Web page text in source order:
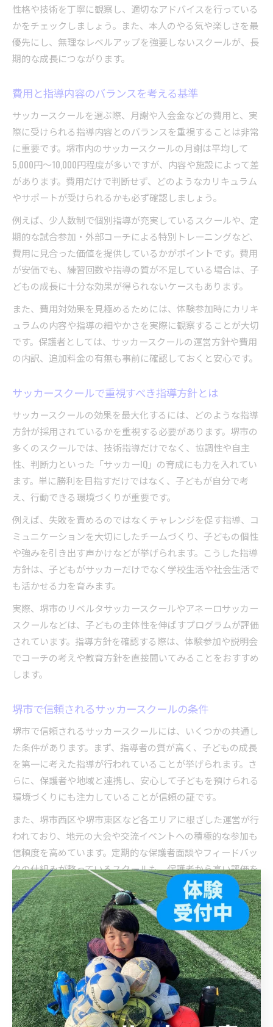
性格や技術を丁寧に観察し、適切なアドバイスを行っている
かをチェックしましょう。また、本人のやる気や楽しさを最
優先にし、無理なレベルアップを強要しないスクールが、長
期的な成長につながります。
費用と指導内容のバランスを考える基準
サッカースクールを選ぶ際、月謝や入会金などの費用と、実
際に受けられる指導内容とのバランスを重視することは非常
に重要です。堺市内のサッカースクールの月謝は平均して
5,000円～10,000円程度が多いですが、内容や施設によって差
があります。費用だけで判断せず、どのようなカリキュラム
やサポートが受けられるかも必ず確認しましょう。
例えば、少人数制で個別指導が充実しているスクールや、定
期的な試合参加・外部コーチによる特別トレーニングなど、
費用に見合った価値を提供しているかがポイントです。費用
が安価でも、練習回数や指導の質が不足している場合は、子
どもの成長に十分な効果が得られないケースもあります。
また、費用対効果を見極めるためには、体験参加時にカリキ
ュラムの内容や指導の細やかさを実際に観察することが大切
です。保護者としては、サッカースクールの運営方針や費用
の内訳、追加料金の有無も事前に確認しておくと安心です。
サッカースクールで重視すべき指導方針とは
サッカースクールの効果を最大化するには、どのような指導
方針が採用されているかを重視する必要があります。堺市の
多くのスクールでは、技術指導だけでなく、協調性や自主
性、判断力といった「サッカーIQ」の育成にも力を入れてい
ます。単に勝利を目指すだけではなく、子どもが自分で考
え、行動できる環境づくりが重要です。
例えば、失敗を責めるのではなくチャレンジを促す指導、コ
ミュニケーションを大切にしたチームづくり、子どもの個性
や強みを引き出す声かけなどが挙げられます。こうした指導
方針は、子どもがサッカーだけでなく学校生活や社会生活で
も活かせる力を育みます。
実際、堺市のリベルタサッカースクールやアネーロサッカー
スクールなどは、子どもの主体性を伸ばすプログラムが評価
されています。指導方針を確認する際は、体験参加や説明会
でコーチの考えや教育方針を直接聞いてみることをおすすめ
します。
堺市で信頼されるサッカースクールの条件
堺市で信頼されるサッカースクールには、いくつかの共通し
た条件があります。まず、指導者の質が高く、子どもの成長
を第一に考えた指導が行われていることが挙げられます。さ
らに、保護者や地域と連携し、安心して子どもを預けられる
環境づくりにも注力していることが信頼の証です。
また、堺市西区や堺市東区など各エリアに根ざした運営が行
われており、地元の大会や交流イベントへの積極的な参加も
信頼度を高めています。定期的な保護者面談やフィードバッ
クの仕組みが整っているスクールも、保護者から高い評価を
得ています。
加えて、子どもが楽しく続けられる工夫や、進路相談・進学
サポートなど、長期的な視点で子どもの成長を見守る体制が
整っているかどうかも重要な条件です。口コミや評判だけで
なく、実際の運営体制や実績をしっかりと確認しましょう。